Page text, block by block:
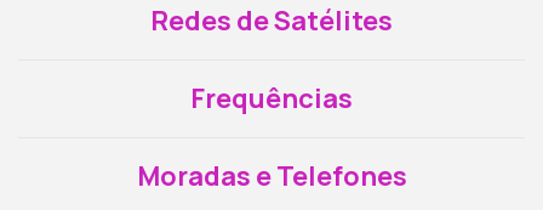
Redes de Satélites
Frequências
Moradas e Telefones